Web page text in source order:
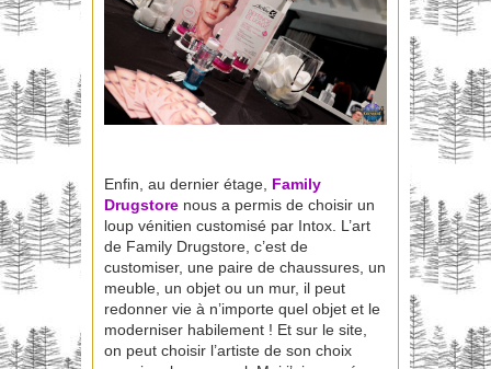
Enfin, au dernier étage, Family
Drugstore nous a permis de choisir un
loup vénitien customisé par Intox. L’art
de Family Drugstore, c’est de
customiser, une paire de chaussures, un
meuble, un objet ou un mur, il peut
redonner vie à n’importe quel objet et le
moderniser habilement ! Et sur le site,
on peut choisir l’artiste de son choix